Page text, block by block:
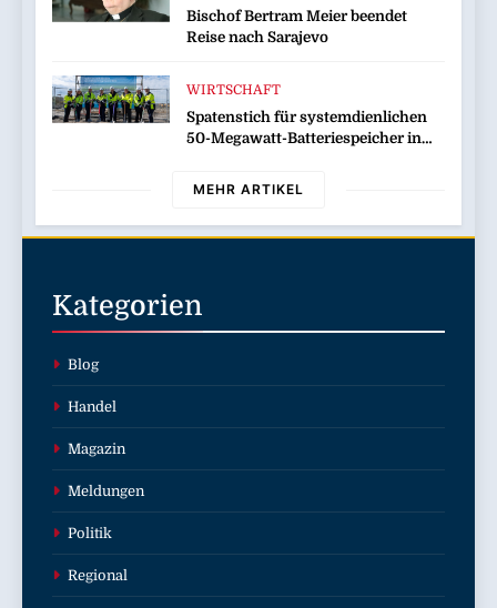
Bischof Bertram Meier beendet
Reise nach Sarajevo
WIRTSCHAFT
Spatenstich für systemdienlichen
50-Megawatt-Batteriespeicher in
MEHR ARTIKEL
Kategorien
Blog
Handel
Magazin
Meldungen
Politik
Regional